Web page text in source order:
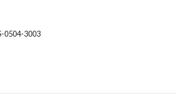
0504-3003